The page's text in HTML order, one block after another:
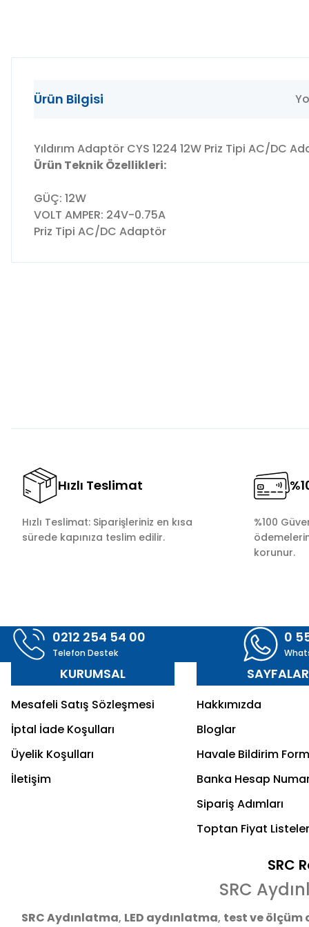
Ürün Bilgisi
Yıldırım Adaptör CYS 1224 12W Priz Tipi AC/DC
Ürün Teknik Özellikleri:
GÜÇ: 12W
VOLT AMPER: 24V-0.75A
Priz Tipi AC/DC Adaptör
Hızlı Teslimat
Hızlı Teslimat: Siparişleriniz en kısa
sürede kapınıza teslim edilir.
%100
korunur.
0212 254 54 00
Telefon Destek
0
KURUMSAL
Mesafeli Satış Sözleşmesi
İptal İade Koşulları
Üyelik Koşulları
İletişim
SAYFALAR
Hakkımızda
Bloglar
Havale Bildirim
Banka Hesap
Sipariş Adımları
Toptan Fiyat
SRC
SRC
SRC Aydınlatma, LED aydınlatma, test ve ölçüm